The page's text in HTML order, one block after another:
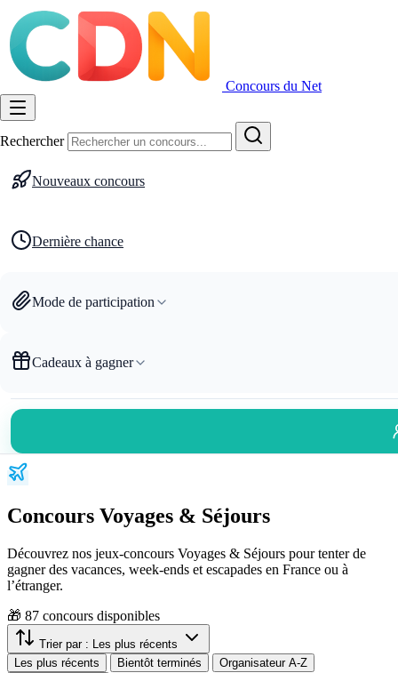
Concours du Net
Rechercher
Nouveaux concours
Dernière chance
Mode de participation
Cadeaux à gagner
Concours Voyages & Séjours
Découvrez nos jeux-concours Voyages & Séjours pour tenter de
gagner des vacances, week-ends et escapades en France ou à
l’étranger.
🎁 87 concours disponibles
Trier par :
Les plus récents
Les plus récents
Bientôt terminés
Organisateur A-Z